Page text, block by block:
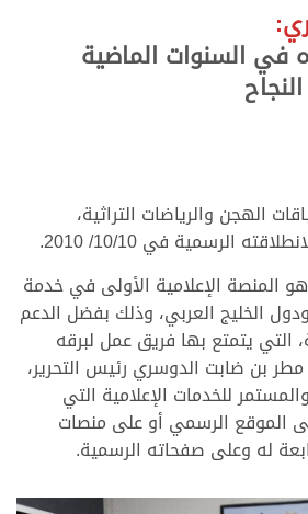
في السنوات الماضية
الهجن والرياضات التراثية،
الرسمية في 10/10/ 2010.
المنصة الإعلامية الأولى في خدمة
الخليج العربي، وذلك بفضل الدعم
التي يتمتع بها فريق عمل لبرقه
مطر بن ضابت الدوسري رئيس التحرير،
للخدمات الإعلامية التي
الموقع الرسمي أو على منصات
له وعلى صفحاته الرسمية.